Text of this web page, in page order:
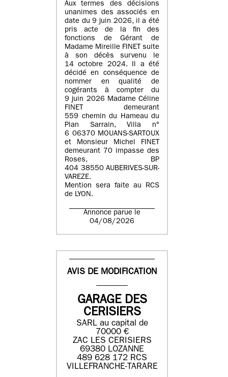
Aux termes des décisions
unanimes des associés en
date du 9 juin 2026, il a été
pris acte de la fin des
fonctions de Gérant de
Madame Mireille FINET suite
à son décès survenu le
14 octobre 2024. Il a été
décidé en conséquence de
nommer en qualité de
cogérants à compter du
9 juin 2026 Madame Céline
FINET demeurant
559 chemin du Hameau du
Plan Sarrain, Villa n°
6 06370 MOUANS-SARTOUX
et Monsieur Michel FINET
demeurant 70 impasse des
Roses, BP
404 38550 AUBERIVES-SUR-
VAREZE.
Mention sera faite au RCS
de LYON.
Annonce parue le
04/08/2026
AVIS DE MODIFICATION
GARAGE DES
CERISIERS
SARL au capital de
70000 €
ZAC LES CERISIERS
69380 LOZANNE
489 628 172 RCS
VILLEFRANCHE-TARARE